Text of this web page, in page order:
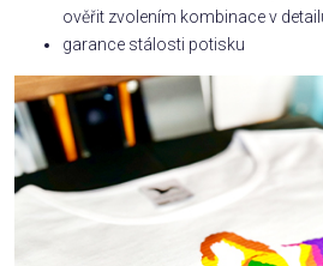
ověřit zvolením kombinace v
garance stálosti potisku